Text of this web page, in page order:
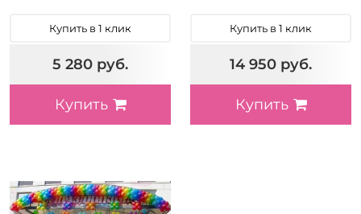
Купить в 1 клик
5 280 руб.
Купить
Купить в 1 клик
14 950 руб.
Купить